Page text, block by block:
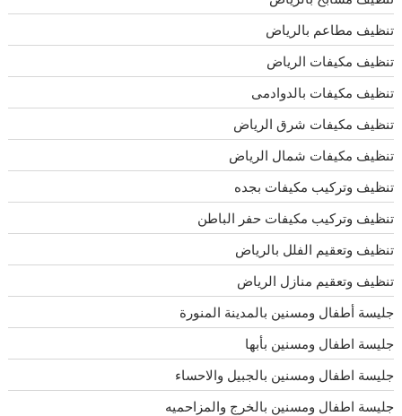
تنظيف مطاعم بالرياض
تنظيف مكيفات الرياض
تنظيف مكيفات بالدوادمى
تنظيف مكيفات شرق الرياض
تنظيف مكيفات شمال الرياض
تنظيف وتركيب مكيفات بجده
تنظيف وتركيب مكيفات حفر الباطن
تنظيف وتعقيم الفلل بالرياض
تنظيف وتعقيم منازل الرياض
جليسة أطفال ومسنين بالمدينة المنورة
جليسة اطفال ومسنين بأبها
جليسة اطفال ومسنين بالجبيل والاحساء
جليسة اطفال ومسنين بالخرج والمزاحميه